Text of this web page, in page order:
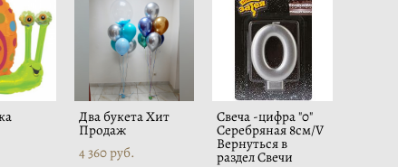
Два букета Хит
Продаж
4 360 pуб.
Свеча -цифра "0"
Серебряная 8см/V
Вернуться в
раздел Свечи